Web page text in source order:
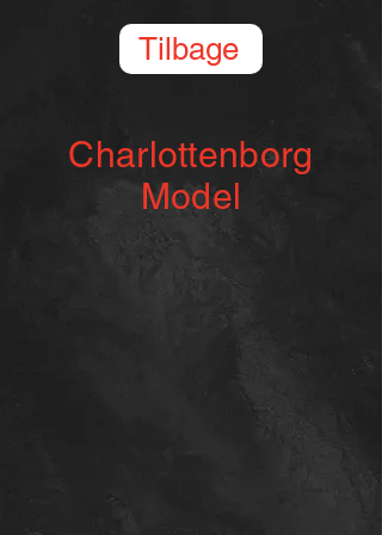
Tilbage
Charlottenborg
Model